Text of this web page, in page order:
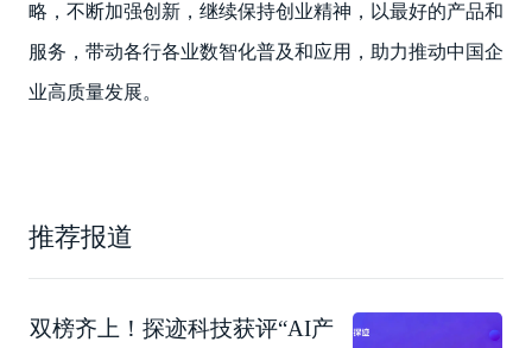
略，不断加强创新，继续保持创业精神，以最好的产品和
服务，带动各行各业数智化普及和应用，助力推动中国企
业高质量发展。
推荐报道
双榜齐上！探迹科技获评“AI产